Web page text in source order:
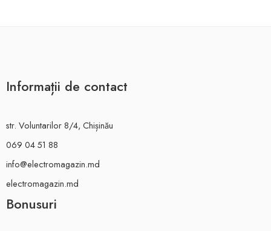
Informații de contact
str. Voluntarilor 8/4, Chișinău
069 04 51 88
info@electromagazin.md
electromagazin.md
Bonusuri